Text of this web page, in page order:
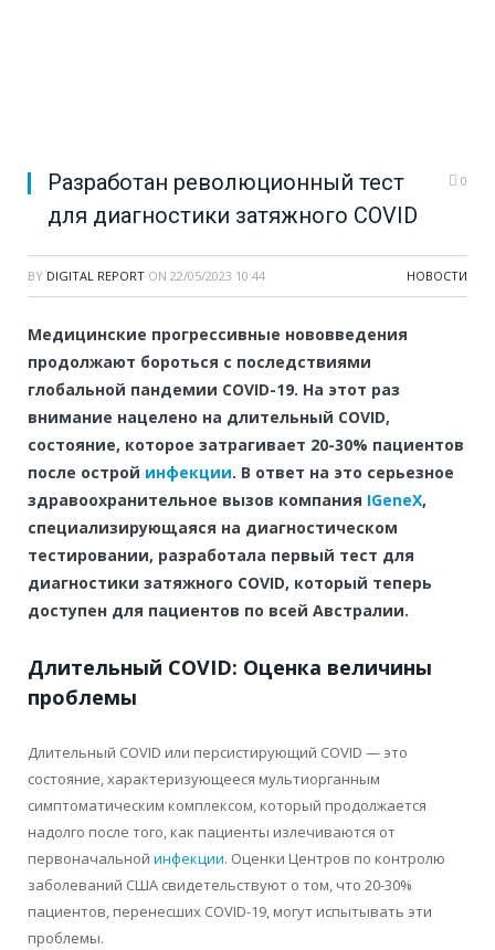
Разработан революционный тест
для диагностики затяжного COVID
0
BY DIGITAL REPORT ON 22/05/2023 10:44 НОВОСТИ
Медицинские прогрессивные нововведения
продолжают бороться с последствиями
глобальной пандемии COVID-19. На этот раз
внимание нацелено на длительный COVID,
состояние, которое затрагивает 20-30% пациентов
после острой инфекции. В ответ на это серьезное
здравоохранительное вызов компания IGeneX,
специализирующаяся на диагностическом
тестировании, разработала первый тест для
диагностики затяжного COVID, который теперь
доступен для пациентов по всей Австралии.
Длительный COVID: Оценка величины
проблемы
Длительный COVID или персистирующий COVID — это
состояние, характеризующееся мультиорганным
симптоматическим комплексом, который продолжается
надолго после того, как пациенты излечиваются от
первоначальной инфекции. Оценки Центров по контролю
заболеваний США свидетельствуют о том, что 20-30%
пациентов, перенесших COVID-19, могут испытывать эти
проблемы.